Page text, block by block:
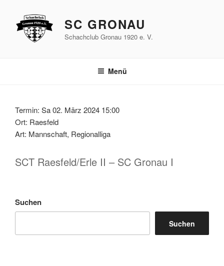
springen
SC GRONAU
Schachclub Gronau 1920 e. V.
Menü
Termin: Sa 02. März 2024 15:00
Ort: Raesfeld
Art: Mannschaft, Regionalliga
SCT Raesfeld/Erle II – SC Gronau I
Suchen
Suchen